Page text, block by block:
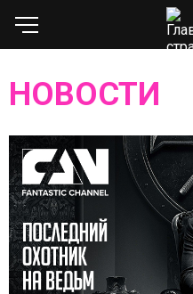
НОВОСТИ